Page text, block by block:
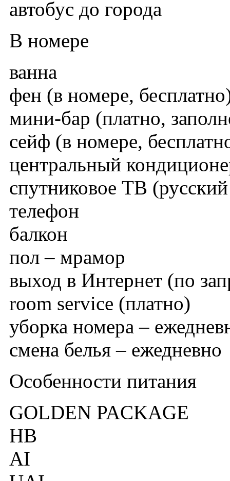
автобус до города
В номере
ванна
фен (в номере,
мини-бар (платно,
сейф (в номере,
центральный
спутниковое TВ
телефон
балкон
пол – мрамор
выход в Интернет (по
room service (платно)
уборка номера –
смена белья – ежедневно
Особенности питания
GOLDEN PACKAGE
HB
AI